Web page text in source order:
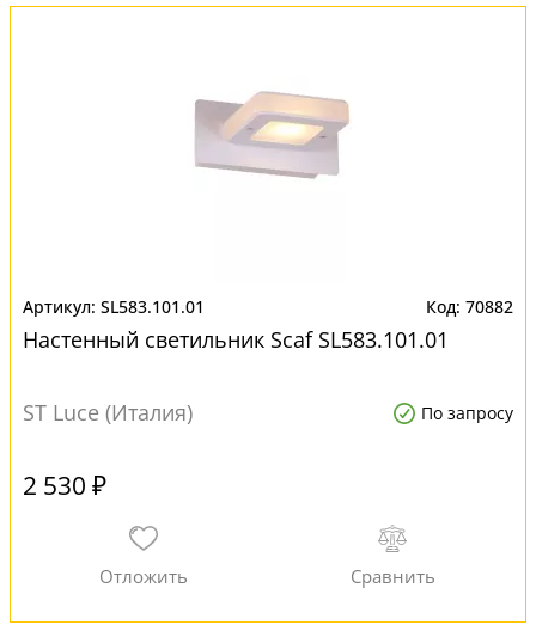
SL583.101.01 70882
Настенный светильник Scaf SL583.101.01
ST Luce (Италия) По запросу
2 530 ₽